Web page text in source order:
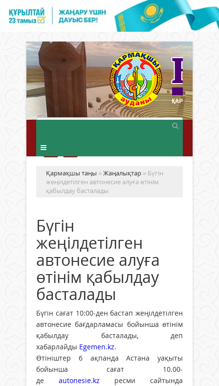
Қармақшы таңы »Жаңалықтар » Бүгін
жеңілдетілген автонесие алуға өтінім
қабылдау басталады
Бүгін
жеңілдетілген
автонесие алуға
өтінім қабылдау
басталады
Бүгін сағат 10:00-ден бастап жеңілдетілген
автонесие бағдарламасы бойынша өтінім
қабылдау басталады, деп
хабарлайды Egemen.kz.
Өтініштер 6 ақпанда Астана уақыты
бойынша сағат 10.00-
де autonesie.kz ресми сайтында